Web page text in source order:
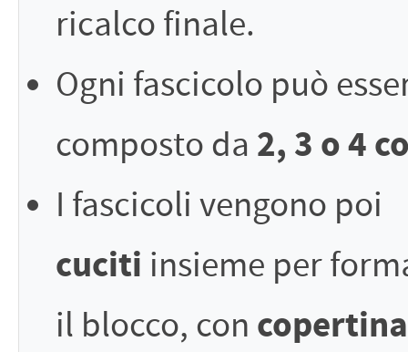
ricalco finale.
Ogni fascicolo può
composto da 2, 3 o 4
I fascicoli vengono poi
cuciti insieme per
il blocco, con copertina